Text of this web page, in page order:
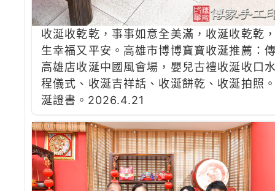
收涎收乾乾，事事如意全美滿，收涎收乾乾
生幸福又平安。高雄市博博寶寶收涎推薦：
高雄店收涎中國風會場，嬰兒古禮收涎收口
程儀式、收涎吉祥話、收涎餅乾、收涎拍照
涎證書。2026.4.21